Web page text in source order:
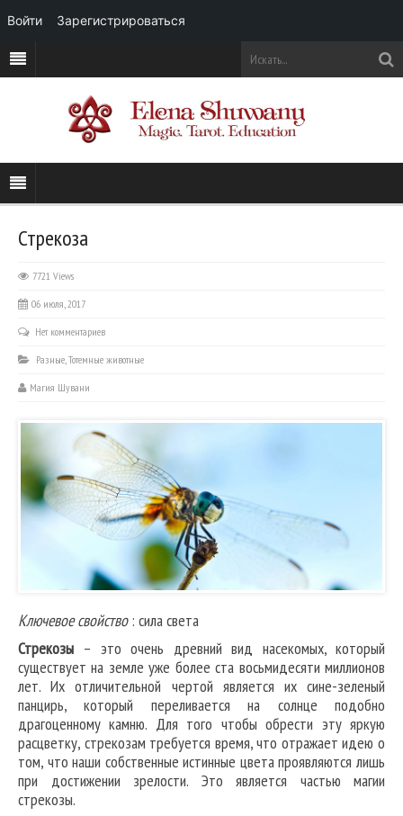
Стрекоза
7721 Views
06 июля, 2017
Нет комментариев
Разные,Тотемные животные
Магия Шувани
Ключевое свойство: сила света
Стрекозы – это очень древний вид насекомых, который
существует на земле уже более ста восьмидесяти миллионов
лет. Их отличительной чертой является их сине-зеленый
панцирь, который переливается на солнце подобно
драгоценному камню. Для того чтобы обрести эту яркую
расцветку, стрекозам требуется время, что отражает идею о
том, что наши собственные истинные цвета проявляются лишь
при достижении зрелости. Это является частью магии
стрекозы.
Войти Зарегистрироваться